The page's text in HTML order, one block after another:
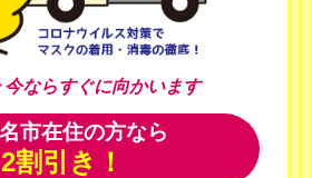
今ならすぐに向かいます
市在住の方なら
2割引き！